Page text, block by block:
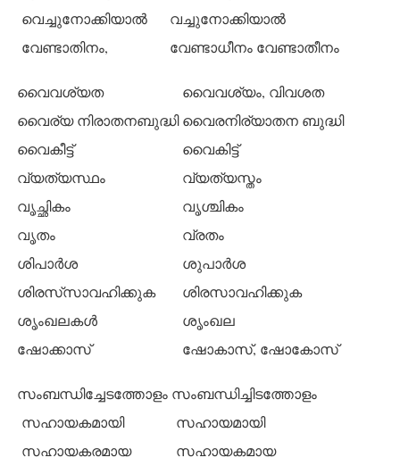
വെച്ചുനോക്കിയാല്‍
വച്ചുനോക്കിയാല്‍
വേണ്ടാതിനം,
വേണ്ടാധീനം വേണ്ടാതീനം
വൈവശ്യത
വൈവശ്യം, വിവശത
വൈര്യ നിരാതനബുദ്ധി വൈരനിര്യാതന ബുദ്ധി
വൈകീട്ട്
വൈകിട്ട്
വ്യത്യസ്ഥം
വ്യത്യസ്തം
വൃച്ഛികം
വൃശ്ചികം
വൃതം
വ്രതം
ശിപാര്‍ശ
ശുപാര്‍ശ
ശിരസ്‌സാവഹിക്കുക
ശിരസാവഹിക്കുക
ശൃംഖലകള്‍
ശൃംഖല
ഷോക്കാസ്
ഷോകാസ്, ഷോകോസ്
സംബന്ധിച്ചേടത്തോളം സംബന്ധിച്ചിടത്തോളം
സഹായകമായി
സഹായമായി
സഹായകരമായ
സഹായകമായ